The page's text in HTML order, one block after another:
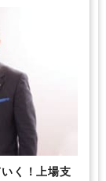
く！上場支